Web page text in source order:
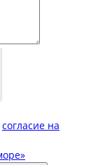
согласие на